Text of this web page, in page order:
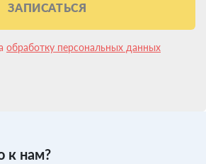
ЗАПИСАТЬСЯ
обработку персональных данных
к нам?